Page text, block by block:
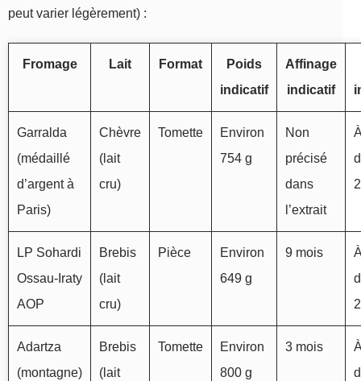
peut varier légèrement) :
Fromage Lait Format
Poids
indicatif
Affinage
indicatif
Garralda
(médaillé
d’argent à
Paris)
Chèvre
(lait
cru)
Tomette
Environ
754 g
Non
précisé
dans
l’extrait
LP Sohardi
Ossau-Iraty
AOP
Brebis
(lait
cru)
Pièce
Environ
649 g
9 mois
Adartza
(montagne)
Brebis
(lait
Tomette
Environ
800 g
3 mois